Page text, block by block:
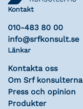
Kontakt
010-483 80 00
info@srfkonsult.se
Länkar
Kontakta oss
Om Srf konsulterna
Press och opinion
Produkter